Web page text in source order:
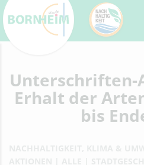
Zurück
Unterschriften-
Erhalt der
bis